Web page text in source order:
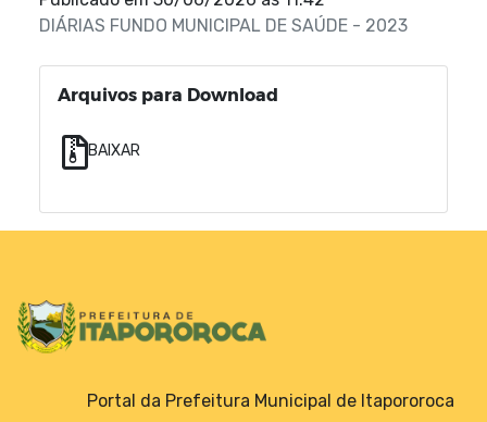
DIÁRIAS FUNDO MUNICIPAL DE SAÚDE - 2023
Arquivos para Download
BAIXAR
Portal da Prefeitura Municipal de Itapororoca